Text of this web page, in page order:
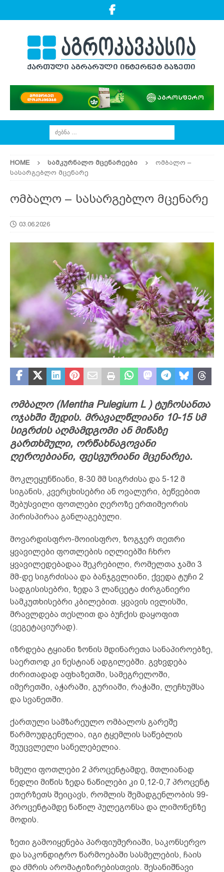
HOME ᲡᲐᲛᲙᲣᲠᲜᲐᲚᲝ ᲛᲪᲔᲜᲐᲠᲔᲔᲑᲘ
ომბალო –
სასარგებლო მცენარე
ომბალო – სასარგებლო მცენარე
03.06.2026
ომბალო (Mentha Pulegium L ) ტუჩოსანთა
ოჯახში შედის. მრავალწლიანი 10-15 სმ
სიგრძის აღმამდგომი ან მიწაზე
გართხმული, ორწახნაგოვანი
ღეროებიანი, ფესვურიანი მცენარეა.
მოკლეყუნწიანი, 8-30 მმ სიგრძისა და 5-12 მ
სიგანის, კვერცხისებრი ან ოვალური, ბეწვებით
შებუსვილი ფოთლები ღეროზე ერთიმეორის
პირისპირაა განლაგებული.
მოვარდისფრო-მოიისფრო, ზოგჯერ თეთრი
ყვავილები ფოთლების იღლიებში ჩხრო
ყვავილედებადაა შეკრებილი, რომელთა ჯამი 3
მმ-დე სიგრძისაა და ბანჯგვლიანი, ქვედა ტუჩი 2
სადგისისებრი, ზედა 3 ლანცეტა ძირგანიერი
სამკუთხისებრი კბილებით. ყვავის ივლისში,
მრავლდება თესლით და ბუჩქის დაყოფით
(ვეგეტაციურად).
იზრდება ტყიანი ზონის მდინარეთა სანაპიროებზე,
საერთოდ კი ნესტიან ადგილებში. გვხვდება
ძირითადად აფხაზეთში, სამეგრელოში,
იმერეთში, აჭარაში, გურიაში, რაჭაში, ლეჩხუმსა
და სვანეთში.
ქართული სამზარეულო ომბალოს გარეშე
წარმოუდგენელია, იგი ტყემლის საწებლის
შეუცვლელი სანელებელია.
ხმელი ფოთლები 2 პროცენტამდე, მთლიანად
ნედლი მიწის ზედა ნაწილები კი 0,12-0,7 პროცენტ
ეთერზეთს შეიცავს, რომლის შემადგენლობის 99-
პროცენტამდე ნაწილ პულეგონსა და ლიმონენზე
მოდის.
ზეთი გამოიყენება პარფიუმერიაში, საკონსერვო
და საკონდიტრო წარმოებაში სასმელების, ჩაის
და ძმრის არომატიზირებისთვის. შესანიშნავი